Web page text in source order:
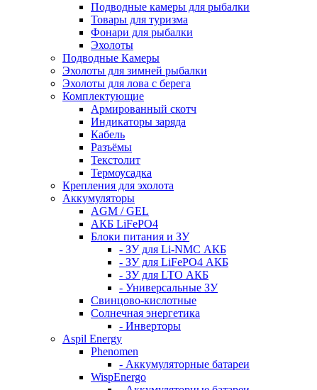
Подводные камеры для рыбалки
Товары для туризма
Фонари для рыбалки
Эхолоты
Подводные Камеры
Эхолоты для зимней рыбалки
Эхолоты для лова с берега
Комплектующие
Армированный скотч
Индикаторы заряда
Кабель
Разъёмы
Текстолит
Термоусадка
Крепления для эхолота
Аккумуляторы
AGM / GEL
АКБ LiFePO4
Блоки питания и ЗУ
- ЗУ для Li-NMC АКБ
- ЗУ для LiFePO4 АКБ
- ЗУ для LTO АКБ
- Универсальные ЗУ
Свинцово-кислотные
Солнечная энергетика
- Инверторы
Aspil Energy
Phenomen
- Аккумуляторные батареи
WispEnergo